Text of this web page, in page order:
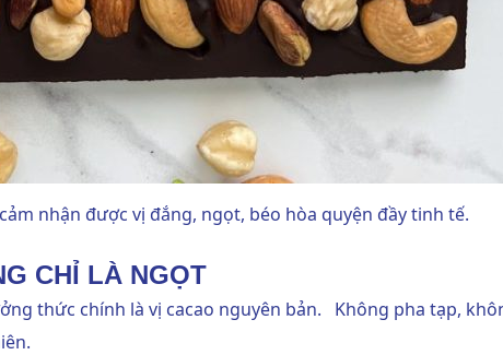
nhận được vị đắng, ngọt, béo hòa quyện đầy tinh tế.
CHỈ LÀ NGỌT
thức chính là vị cacao nguyên bản. Không pha tạp,